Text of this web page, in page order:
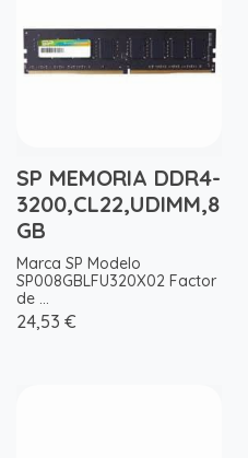
SP MEMORIA DDR4-
3200,CL22,UDIMM,8
GB
Marca SP Modelo
SP008GBLFU320X02 Factor
de ...
24,53 €